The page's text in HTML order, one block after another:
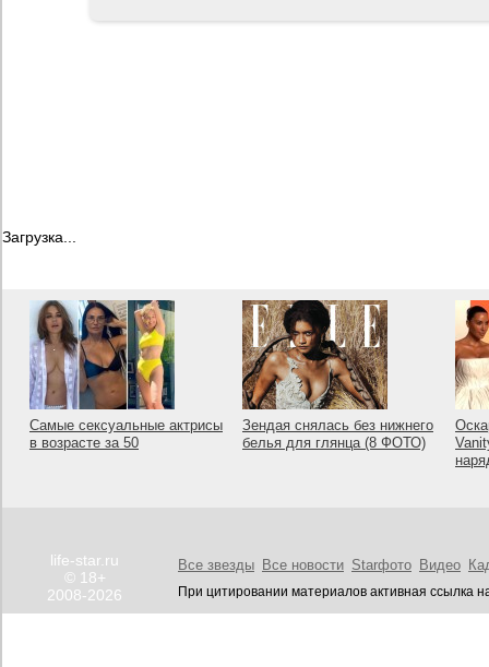
Загрузка...
Самые сексуальные актрисы
в возрасте за 50
Зендая снялась без нижнего
белья для глянца (8 ФОТО)
life-star.ru
© 18+
2008-2026
Все звезды Все новости Starфото Видео
При цитировании материалов активная ссылка